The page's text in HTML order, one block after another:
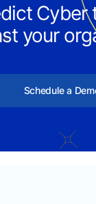
Cyber
your
Schedule a